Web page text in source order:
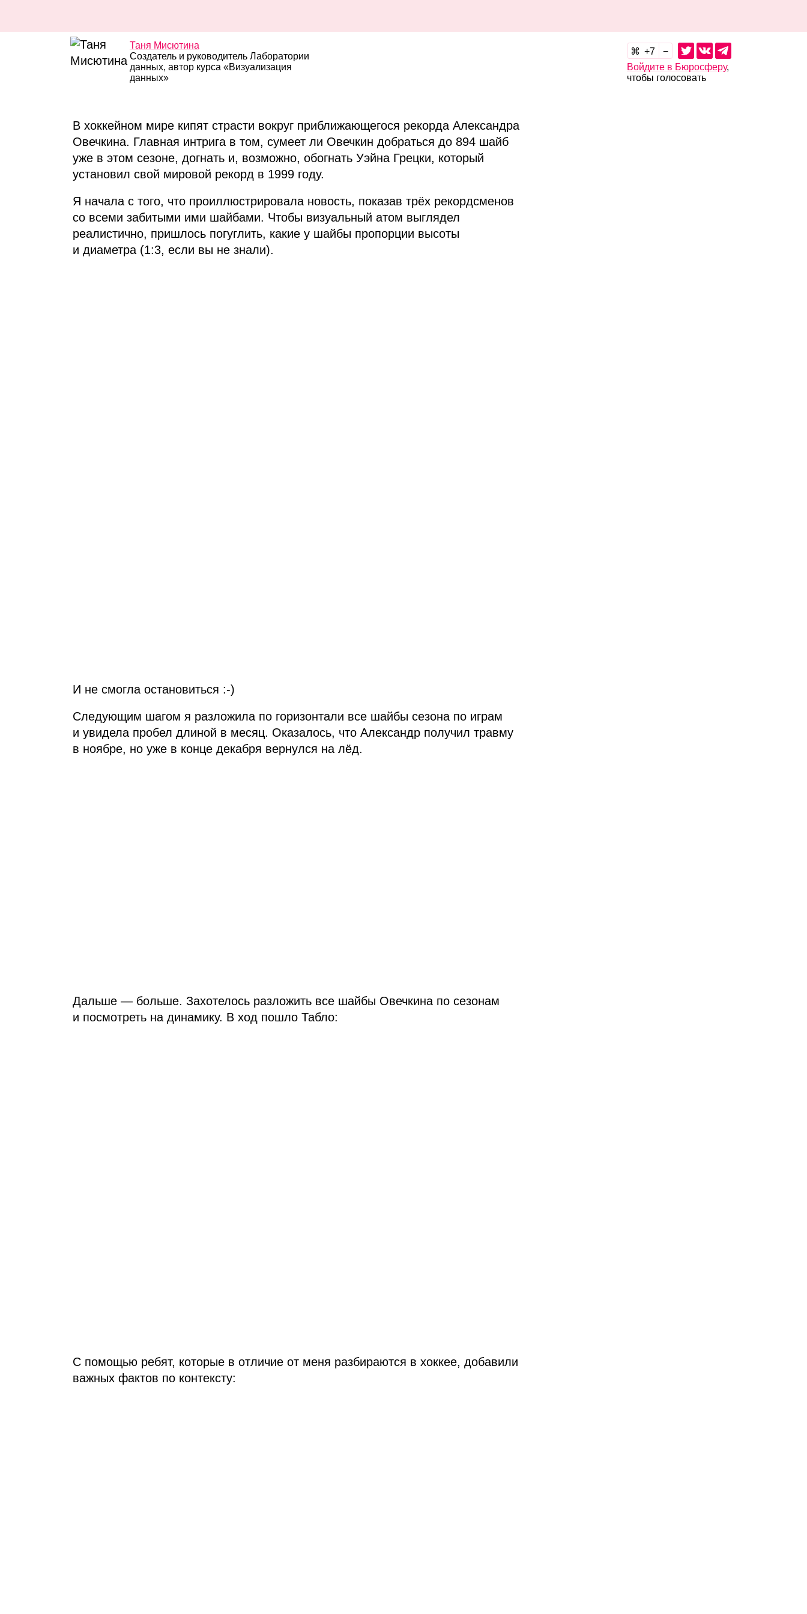
Таня Мисютина
Создатель и руководитель Лаборатории
данных, автор курса «Визуализация
данных»
7
Войдите в Бюросферу,
чтобы голосовать
В хоккейном мире кипят страсти вокруг приближающегося рекорда Александра
Овечкина. Главная интрига в том, сумеет ли Овечкин добраться до 894 шайб
уже в этом сезоне, догнать и, возможно, обогнать Уэйна Грецки, который
установил свой мировой рекорд в 1999 году.
Я начала с того, что проиллюстрировала новость, показав трёх рекордсменов
со всеми забитыми ими шайбами. Чтобы визуальный атом выглядел
реалистично, пришлось погуглить, какие у шайбы пропорции высоты
и диаметра (1:3, если вы не знали).
И не смогла остановиться :‑)
Следующим шагом я разложила по горизонтали все шайбы сезона по играм
и увидела пробел длиной в месяц. Оказалось, что Александр получил травму
в ноябре, но уже в конце декабря вернулся на лёд.
Дальше — больше. Захотелось разложить все шайбы Овечкина по сезонам
и посмотреть на динамику. В ход пошло Табло:
С помощью ребят, которые в отличие от меня разбираются в хоккее, добавили
важных фактов по контексту: